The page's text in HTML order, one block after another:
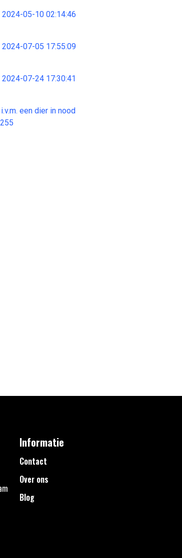
2024-05-10 02:14:46
2024-07-05 17:55:09
2024-07-24 17:30:41
een dier in nood
Informatie
Contact
Over ons
Blog